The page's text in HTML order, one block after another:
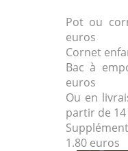
Pot ou
euros
Cornet
Bac à
euros
Ou en
partir de
1.80 euros